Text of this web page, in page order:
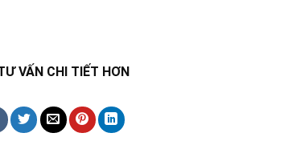
VẤN CHI TIẾT HƠN